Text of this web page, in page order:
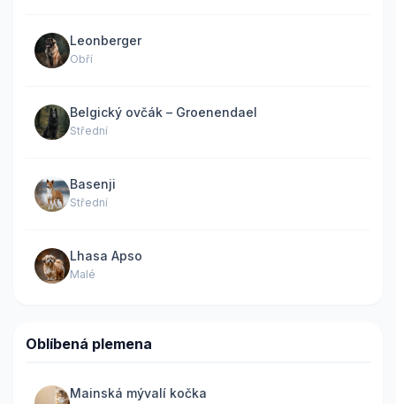
Leonberger
Obří
Belgický ovčák – Groenendael
Střední
Basenji
Střední
Lhasa Apso
Malé
Oblíbená plemena
Mainská mývalí kočka